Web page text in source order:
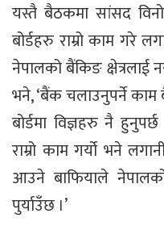
यस्तै बैठकमा सांसद
बोर्डहरु राम्रो काम गरे
नेपालको बैंकिङ क्षेत्रलाई
भने, ‘बैंक चलाउनुपर्ने
बोर्डमा विज्ञहरु नै
राम्रो काम गर्यो भने
आउने बाफियाले
पुर्याउँछ ।’